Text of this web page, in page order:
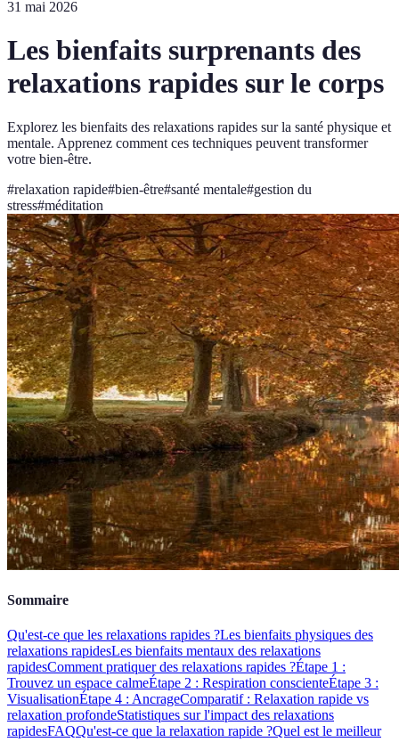
31 mai 2026
Les bienfaits surprenants des
relaxations rapides sur le corps
Explorez les bienfaits des relaxations rapides sur la santé physique et
mentale. Apprenez comment ces techniques peuvent transformer
votre bien-être.
#relaxation rapide#bien-être#santé mentale#gestion du
stress#méditation
Sommaire
Qu'est-ce que les relaxations rapides ?Les bienfaits physiques des
relaxations rapidesLes bienfaits mentaux des relaxations
rapidesComment pratiquer des relaxations rapides ?Étape 1 :
Trouvez un espace calmeÉtape 2 : Respiration conscienteÉtape 3 :
VisualisationÉtape 4 : AncrageComparatif : Relaxation rapide vs
relaxation profondeStatistiques sur l'impact des relaxations
rapidesFAQQu'est-ce que la relaxation rapide ?Quel est le meilleur